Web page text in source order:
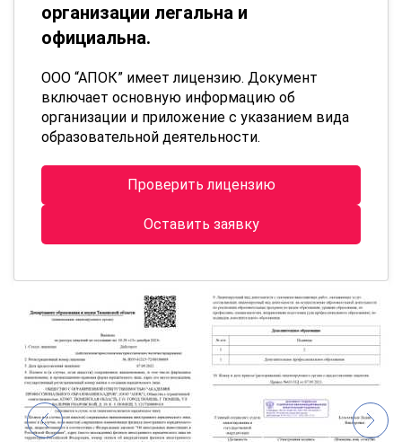
организации легальна и
официальна.
ООО “АПОК” имеет лицензию. Документ
включает основную информацию об
организации и приложение с указанием вида
образовательной деятельности.
Проверить лицензию
Оставить заявку